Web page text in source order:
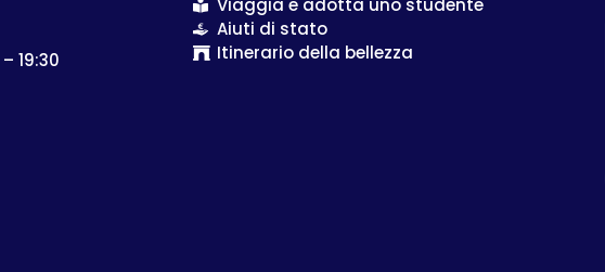
19:30
Viaggia e adotta uno studente
Aiuti di stato
Itinerario della bellezza